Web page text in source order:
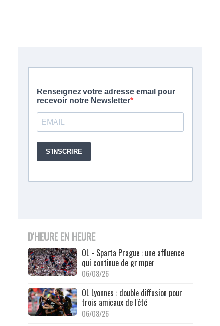
D'HEURE EN HEURE
OL - Sparta Prague : une affluence
qui continue de grimper
06/08/26
OL Lyonnes : double diffusion pour
trois amicaux de l'été
06/08/26